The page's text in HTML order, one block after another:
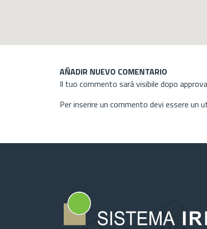
AÑADIR NUEVO COMENTARIO
Il tuo commento sarà visibile dopo
Per inserire un commento devi essere un